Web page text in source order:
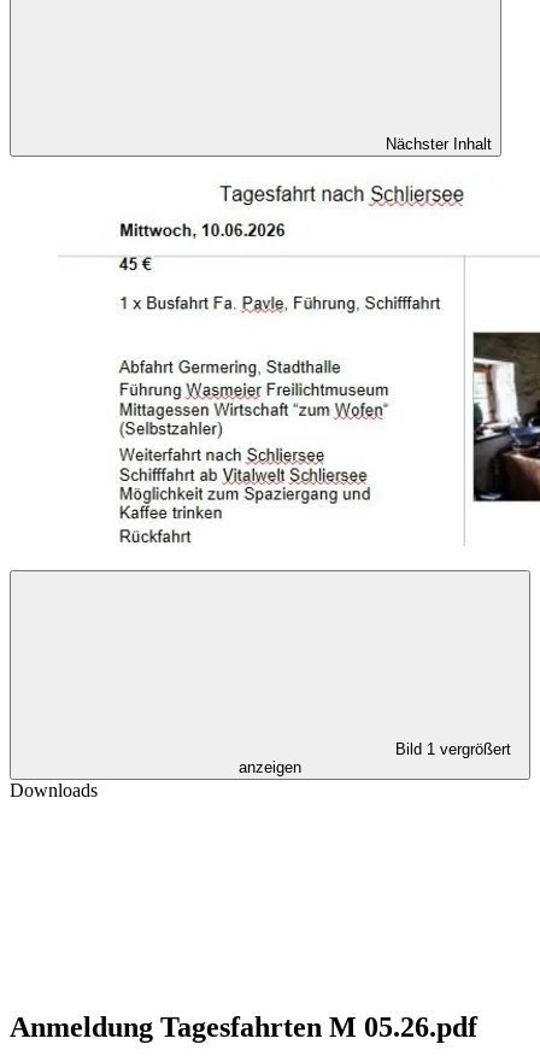
Nächster Inhalt
Bild 1 vergrößert
anzeigen
Downloads
Anmeldung Tagesfahrten M 05.26.pdf